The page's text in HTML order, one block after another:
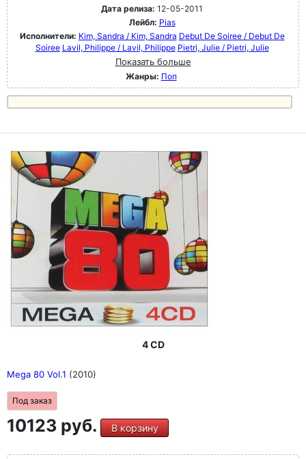
Дата релиза: 12-05-2011
Лейбл: Pias
Исполнители: Kim, Sandra / Kim, Sandra Debut De Soiree / Debut De
Soiree Lavil, Philippe / Lavil, Philippe Pietri, Julie / Pietri, Julie
Показать больше
Жанры: Поп
4 CD
Mega 80 Vol.1 (2010)
Под заказ
10123 руб. В корзину